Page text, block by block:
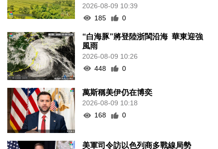
2026-08-09 10:39
185
0
“白海豚”將登陸浙閩沿海 華東迎強
風雨
2026-08-09 10:26
448
0
萬斯稱美伊仍在博奕
2026-08-09 10:18
168
0
美軍司令訪以色列商多戰線局勢